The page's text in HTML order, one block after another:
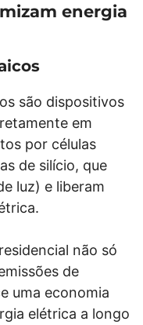
energia
são dispositivos
em
por células
de silício, que
luz) e liberam
não só
de
uma economia
elétrica a longo